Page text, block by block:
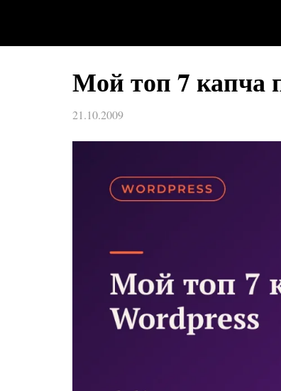
Мой топ 7 капча
21.10.2009